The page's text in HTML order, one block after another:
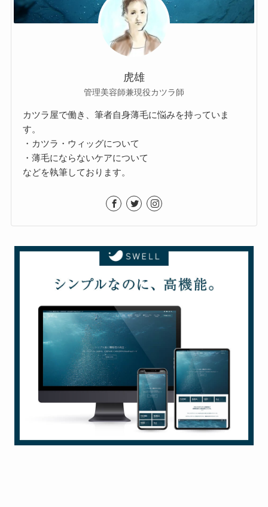
虎雄
管理美容師兼現役カツラ師
カツラ屋で働き、筆者自身薄毛に悩みを持っていま
す。
・カツラ・ウィッグについて
・薄毛にならないケアについて
などを執筆しております。